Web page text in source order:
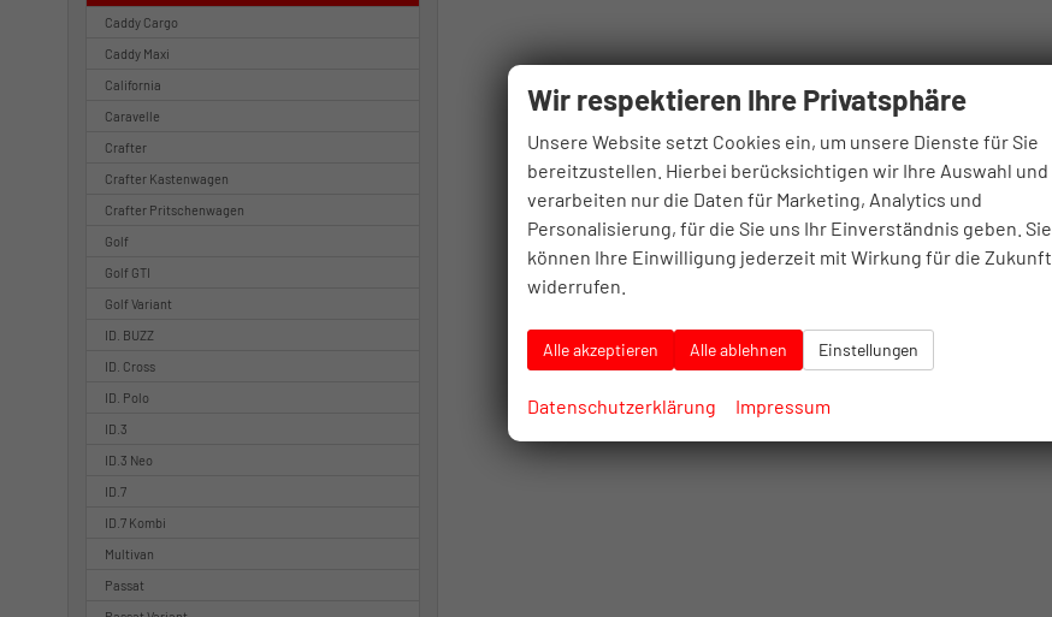
Caddy Cargo
Caddy Maxi
California
Caravelle
Crafter
Crafter Kastenwagen
Crafter Pritschenwagen
Golf
Golf GTI
Golf Variant
ID. BUZZ
ID. Cross
ID. Polo
ID.3
ID.3 Neo
ID.7
ID.7 Kombi
Multivan
Passat
Wir respektieren Ihre Privatsphäre
Unsere Website setzt Cookies ein, um unsere Dienste für Sie
bereitzustellen. Hierbei berücksichtigen wir Ihre Auswahl und
verarbeiten nur die Daten für Marketing, Analytics und
Personalisierung, für die Sie uns Ihr Einverständnis geben. Sie
können Ihre Einwilligung jederzeit mit Wirkung für die Zukunft
widerrufen.
Alle akzeptieren Alle ablehnen Einstellungen
Datenschutzerklärung Impressum